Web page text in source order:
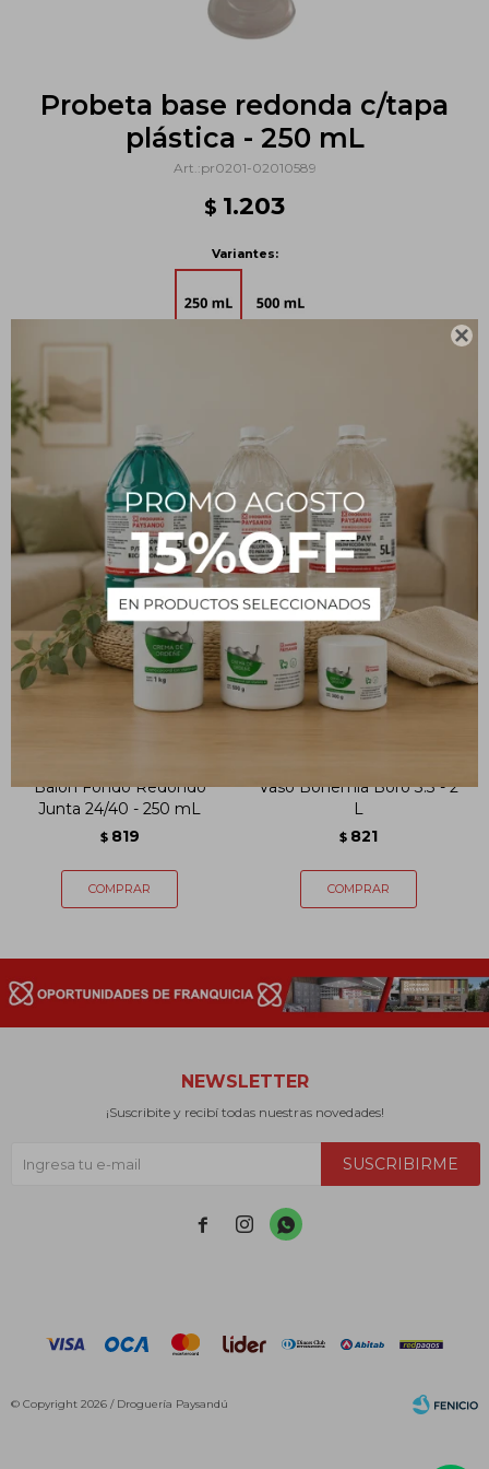

Probeta base redonda c/tapa
plástica - 250 mL
pr0201-02010589
$ 1.203
Variantes:
PRODUCTOS QUE TE PUEDEN INTERESAR
Balón Fondo Redondo
Junta 24/40 - 250 mL
$ 819
Vaso Bohemia Boro 3.3 - 2
L
$ 821
NEWSLETTER
¡Suscribite y recibí todas nuestras novedades!
SUSCRIBIRME
  
© Copyright 2026 / Droguería Paysandú